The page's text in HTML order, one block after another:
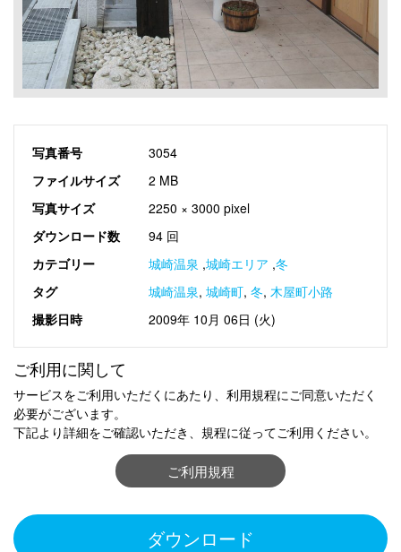
写真番号
3054
ファイルサイズ
2 MB
写真サイズ
2250 × 3000 pixel
ダウンロード数
94 回
カテゴリー
城崎温泉 ,城崎エリア ,冬
タグ
城崎温泉, 城崎町, 冬, 木屋町小路
撮影日時
2009年 10月 06日 (火)
ご利用に関して
サービスをご利用いただくにあたり、利用規程にご同意いただく
必要がございます。
下記より詳細をご確認いただき、規程に従ってご利用ください。
ご利用規程
ダウンロード